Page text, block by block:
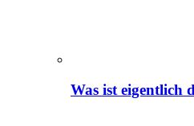
Was ist eigentlich